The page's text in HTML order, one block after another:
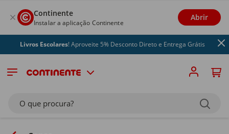
Continente
Instalar a aplicação Continente
Abrir
Livros Escolares! Aproveite 5% Desconto Direto e Entrega Grátis
O que procura?